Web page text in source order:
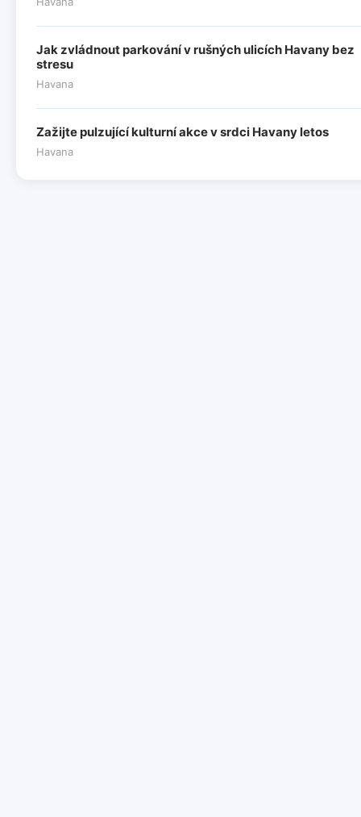
Jak zvládnout parkování v rušných ulicích Havany bez
stresu
Havana
Zažijte pulzující kulturní akce v srdci Havany letos
Havana